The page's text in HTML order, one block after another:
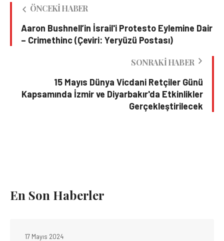
ÖNCEKI HABER
Aaron Bushnell’in İsrail'i Protesto Eylemine Dair
– Crimethinc (Çeviri: Yeryüzü Postası)
SONRAKI HABER
15 Mayıs Dünya Vicdani Retçiler Günü
Kapsamında İzmir ve Diyarbakır'da Etkinlikler
Gerçekleştirilecek
En Son Haberler
17 Mayıs 2024